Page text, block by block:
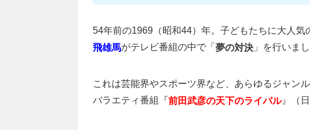
54年前の1969（昭和44）年。子どもたちに大人気
飛雄馬がテレビ番組の中で「 夢の対決 」を行いまし
これは芸能界やスポーツ界など、あらゆるジャン
バラエティ番組『前田武彦の天下のライバル』（